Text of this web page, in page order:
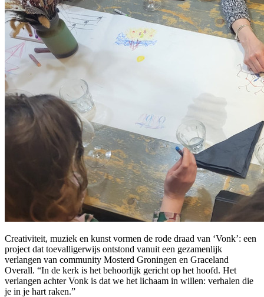
Creativiteit, muziek en kunst vormen de rode draad van ‘Vonk’: een
project dat toevalligerwijs ontstond vanuit een gezamenlijk
verlangen van community Mosterd Groningen en Graceland
Overall. “In de kerk is het behoorlijk gericht op het hoofd. Het
verlangen achter Vonk is dat we het lichaam in willen: verhalen die
je in je hart raken.”